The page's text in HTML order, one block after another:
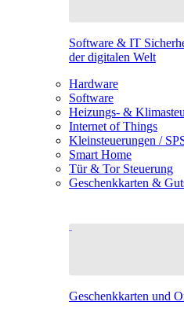
Software & IT
der digitalen Welt
Hardware
Software
Heizungs- &
Internet of Things
Kleinsteuerungen /
Smart Home
Tür & Tor Steuerung
Geschenkkarten &
Geschenkkarten und